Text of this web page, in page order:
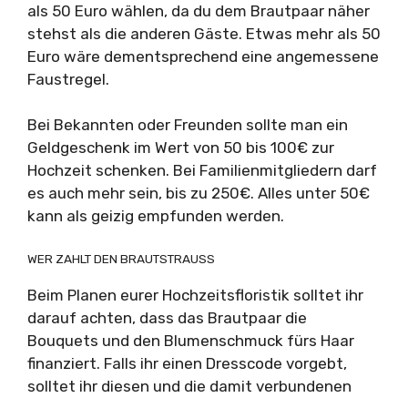
als 50 Euro wählen, da du dem Brautpaar näher
stehst als die anderen Gäste. Etwas mehr als 50
Euro wäre dementsprechend eine angemessene
Faustregel.
Bei Bekannten oder Freunden sollte man ein
Geldgeschenk im Wert von 50 bis 100€ zur
Hochzeit schenken. Bei Familienmitgliedern darf
es auch mehr sein, bis zu 250€. Alles unter 50€
kann als geizig empfunden werden.
WER ZAHLT DEN BRAUTSTRAUSS
Beim Planen eurer Hochzeitsfloristik solltet ihr
darauf achten, dass das Brautpaar die
Bouquets und den Blumenschmuck fürs Haar
finanziert. Falls ihr einen Dresscode vorgebt,
solltet ihr diesen und die damit verbundenen